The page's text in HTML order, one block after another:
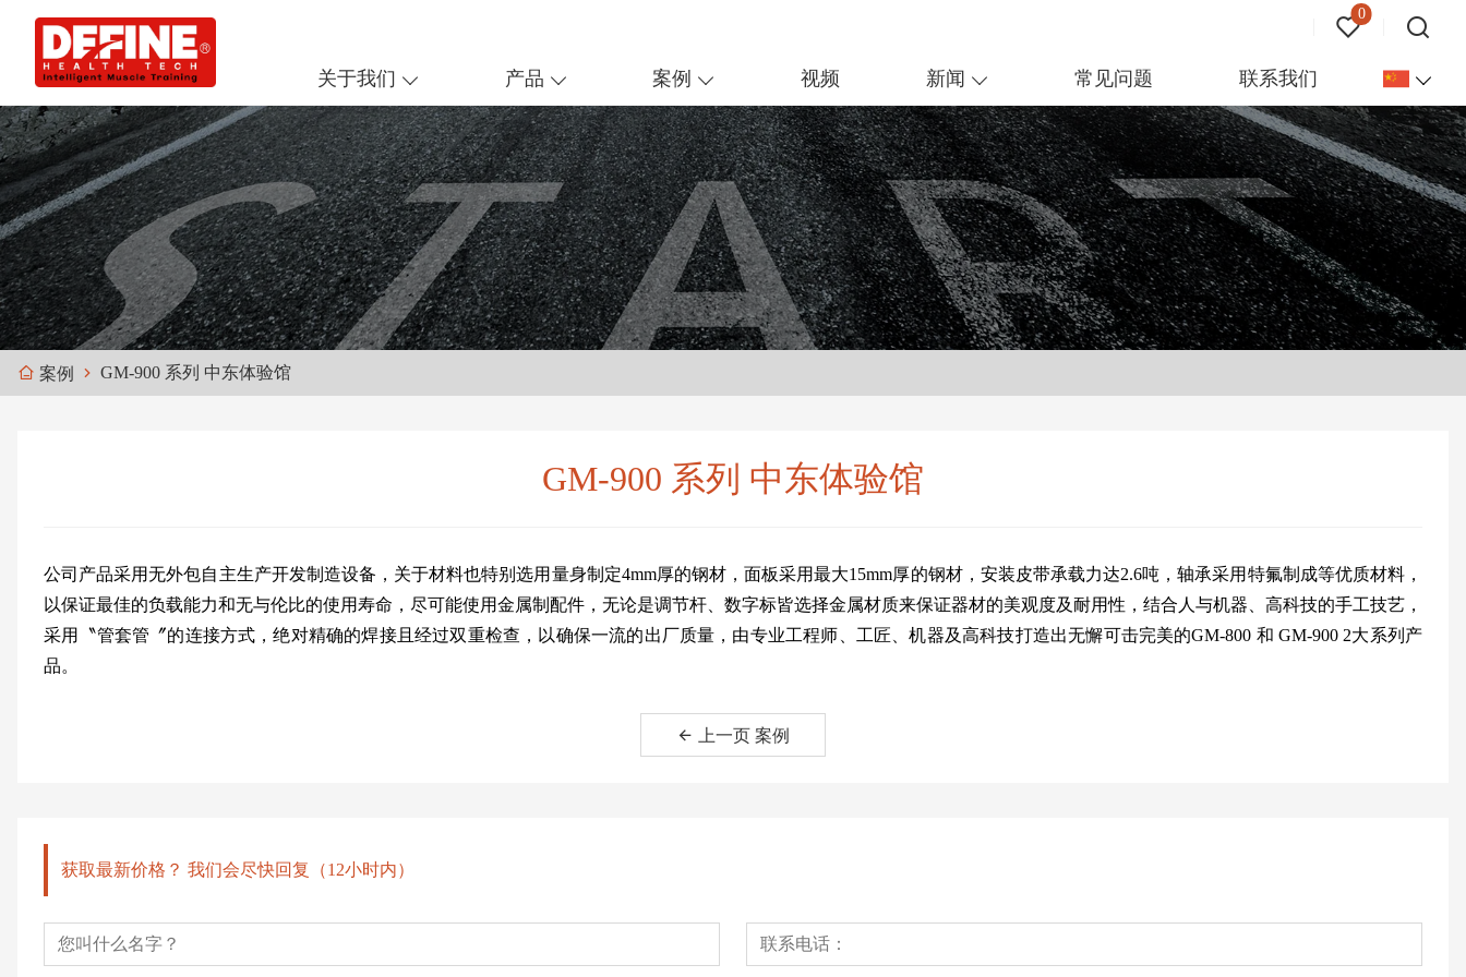
0
关于我们 产品 案例 视频 新闻 常见问题 联系我们
案例 GM-900 系列 中东体验馆
GM-900 系列 中东体验馆
公司产品采用无外包自主生产开发制造设备，关于材料也特别选用量身制定4mm厚的钢材，面板采用最大15mm厚的钢材，安装皮带承载力达2.6吨，轴承采用特氟制成等优质材料，
以保证最佳的负载能力和无与伦比的使用寿命，尽可能使用金属制配件，无论是调节杆、数字标皆选择金属材质来保证器材的美观度及耐用性，结合人与机器、高科技的手工技艺，
采用〝管套管〞的连接方式，绝对精确的焊接且经过双重检查，以确保一流的出厂质量，由专业工程师、工匠、机器及高科技打造出无懈可击完美的GM-800 和 GM-900 2大系列产
品。
上一页 案例
获取最新价格？ 我们会尽快回复（12小时内）